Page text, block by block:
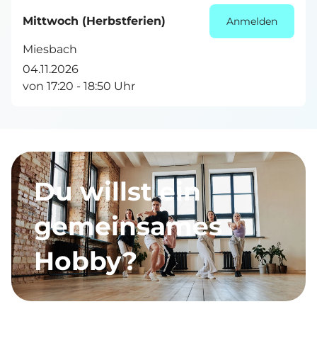
Mittwoch (Herbstferien)
04.11.2026
von 17:20 - 18:50 Uhr
Miesbach
Anmelden
Du willst ein
gemeinsames
Hobby?